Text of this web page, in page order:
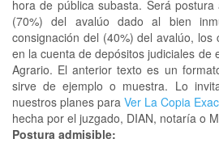
hora de pública subasta. Será
(70%) del avalúo dado al bien
consignación del (40%) del avalúo, los
en la cuenta de depósitos judiciales de
Agrario. El anterior texto es un
sirve de ejemplo o muestra. Lo
nuestros planes para Ver La Copia
hecha por el juzgado, DIAN, notaría o
Postura admisible: